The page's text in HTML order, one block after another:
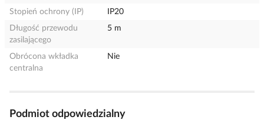
Stopień ochrony (IP)
IP20
Długość przewodu
zasilającego
5 m
Obrócona wkładka
centralna
Nie
Podmiot odpowiedzialny